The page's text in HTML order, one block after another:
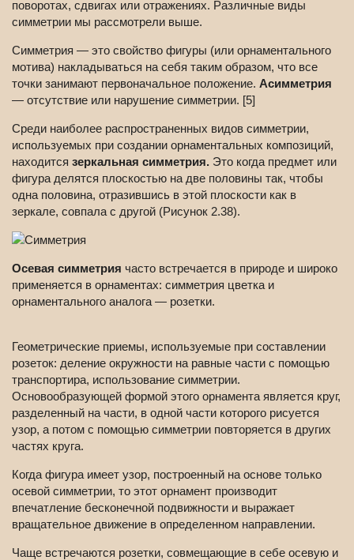
поворотах, сдвигах или отражениях. Различные виды
симметрии мы рассмотрели выше.
Симметрия — это свойство фигуры (или орнаментального
мотива) накладываться на себя таким образом, что все
точки занимают первоначальное положение. Асимметрия
— отсутствие или нарушение симметрии. [5]
Среди наиболее распространенных видов симметрии,
используемых при создании орнаментальных композиций,
находится зеркальная симметрия. Это когда предмет или
фигура делятся плоскостью на две половины так, чтобы
одна половина, отразившись в этой плоскости как в
зеркале, совпала с другой (Рисунок 2.38).
Осевая симметрия часто встречается в природе и широко
применяется в орнаментах: симметрия цветка и
орнаментального аналога — розетки.
Геометрические приемы, используемые при составлении
розеток: деление окружности на равные части с помощью
транспортира, использование симметрии.
Основообразующей формой этого орнамента является круг,
разделенный на части, в одной части которого рисуется
узор, а потом с помощью симметрии повторяется в других
частях круга.
Когда фигура имеет узор, построенный на основе только
осевой симметрии, то этот орнамент производит
впечатление бесконечной подвижности и выражает
вращательное движение в определенном направлении.
Чаще встречаются розетки, совмещающие в себе осевую и